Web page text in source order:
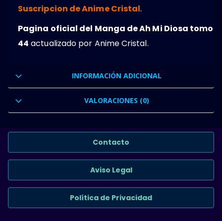
Suscripcion de Anime Cristal.
Pagina oficial del Manga de Ah Mi Diosa tomo
44 actualizado por Anime Cristal.
INFORMACIÓN ADICIONAL
VALORACIONES (0)
Contacto
Aviso Legal
Política de Privacidad